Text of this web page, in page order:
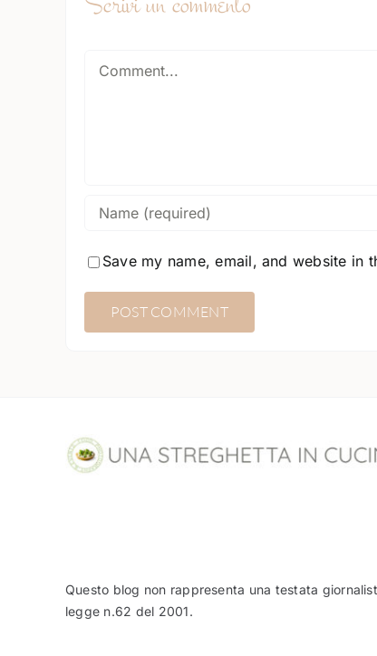
Save my name, email, and website in
Questo blog non rappresenta una testata
legge n.62 del 2001.